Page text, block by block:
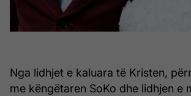
Nga lidhjet e kaluara të Kristen,
me këngëtaren SoKo dhe lidhjen e